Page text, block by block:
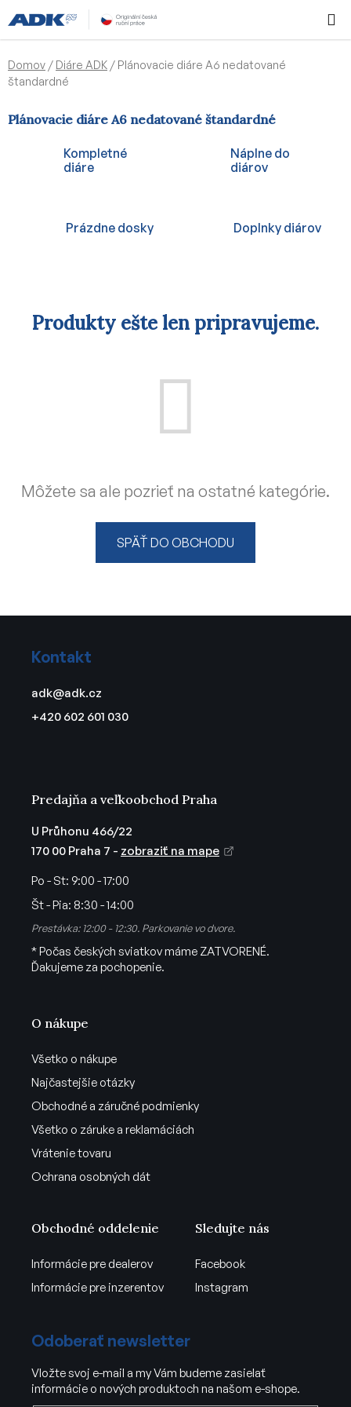
na
obsah
KOŠÍK
Domov / Diáre ADK / Plánovacie diáre A6 nedatované
štandardné
Plánovacie diáre A6 nedatované štandardné
Kompletné
diáre
Náplne do
diárov
Prázdne dosky Doplnky diárov
Produkty ešte len pripravujeme.
Môžete sa ale pozrieť na ostatné kategórie.
SPÄŤ DO OBCHODU
Kontakt
adk@adk.cz
+420 602 601 030
O nákupe
Všetko o nákupe
Najčastejšie otázky
Obchodné a záručné podmienky
Všetko o záruke a reklamáciách
Vrátenie tovaru
Ochrana osobných dát
Predajňa a veľkoobchod Praha
U Průhonu 466/22
170 00 Praha 7 - zobraziť na mape
Po - St: 9:00 - 17:00
Št - Pia: 8:30 - 14:00
Prestávka: 12:00 - 12:30. Parkovanie vo dvore.
* Počas českých sviatkov máme ZATVORENÉ.
Ďakujeme za pochopenie.
Obchodné oddelenie
Informácie pre dealerov
Informácie pre inzerentov
Sledujte nás
Facebook
Instagram
Odoberať newsletter
Vložte svoj e-mail a my Vám budeme zasielať
informácie o nových produktoch na našom e-shope.